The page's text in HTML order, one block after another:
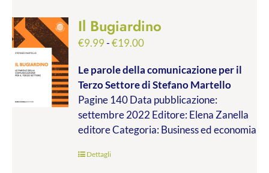
Il Bugiardino
€9.99-€19.00Fascia
prezzo:
da
€9.99
a
€19.00
Le parole della comunicazione per il
Terzo Settoredi Stefano Martello
Pagine 140 Data pubblicazione:
settembre 2022 Editore: Elena Zanella
editore Categoria: Business ed economia
Dettagli